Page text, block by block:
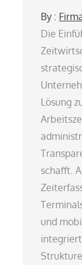
By :
Die
Lösung
schafft.
und